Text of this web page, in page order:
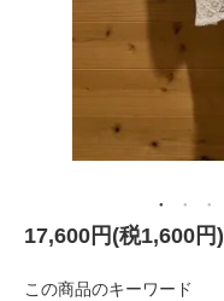
17,600円(税1,600円)
この商品のキーワード